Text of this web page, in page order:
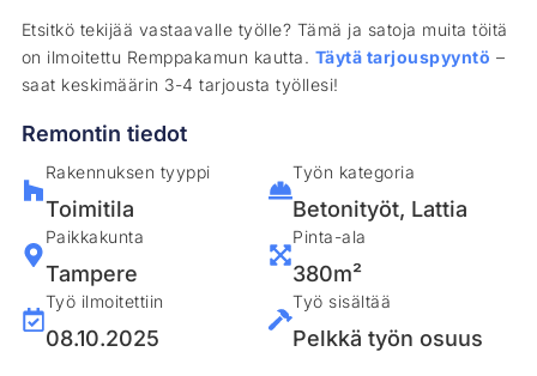
Etsitkö tekijää vastaavalle työlle? Tämä ja satoja muita töitä
on ilmoitettu Remppakamun kautta. Täytä tarjouspyyntö –
saat keskimäärin 3-4 tarjousta työllesi!
Remontin tiedot
Rakennuksen tyyppi
Toimitila
Paikkakunta
Tampere
Työ ilmoitettiin
08.10.2025
Työn kategoria
Betonityöt, Lattia
Pinta-ala
380m²
Työ sisältää
Pelkkä työn osuus